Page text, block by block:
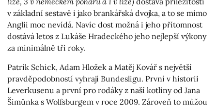
v základní sestavě i jako brankářská dvojka, a to se mimo
Anglii moc nevídá. Navíc dost možná i jeho přítomnost
dostává letos z Lukáše Hradeckého jeho nejlepší výkony
za minimálně tři roky.
Patrik Schick, Adam Hložek a Matěj Kovář s největší
pravděpodobností vyhrají Bundesligu. První v historii
Leverkusenu a první pro rodáky z naší kotliny od Jana
Šimůnka s Wolfsburgem v roce 2009. Zároveň to můžou